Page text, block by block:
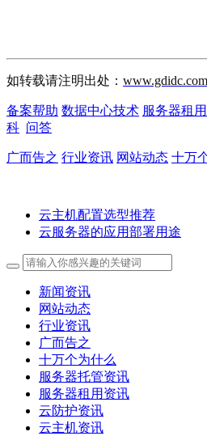
如转载请注明出处：
备案帮助 数据中心技术 服务器租
科 问答
广而告之 行业资讯 网站动态 十万
云主机配置选型推荐
云服务器的应用部署用途
新闻资讯
网站动态
行业资讯
广而告之
十万个为什么
服务器托管资讯
服务器租用资讯
云防护资讯
云主机资讯